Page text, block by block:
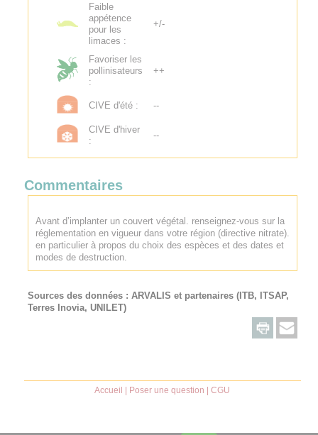
Faible
appétence
pour les
limaces :
+/-
Favoriser les
pollinisateurs
:
++
CIVE d'été : --
CIVE d'hiver
:
--
Commentaires
Avant d’implanter un couvert végétal. renseignez-vous sur la
réglementation en vigueur dans votre région (directive nitrate).
en particulier à propos du choix des espèces et des dates et
modes de destruction.
Sources des données : ARVALIS et partenaires (ITB, ITSAP,
Terres Inovia, UNILET)
Accueil | Poser une question |CGU